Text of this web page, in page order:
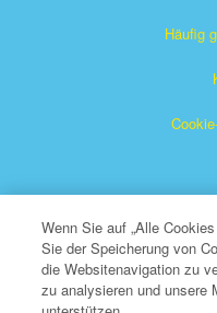
Häufig
Das Superbuch ist ein
Wenn Sie auf „Alle
Sie der Speicherung von
die Websitenavigation zu
zu analysieren und unsere